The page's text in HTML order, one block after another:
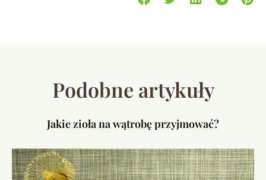
Podobne artykuły
Jakie zioła na wątrobę przyjmować?